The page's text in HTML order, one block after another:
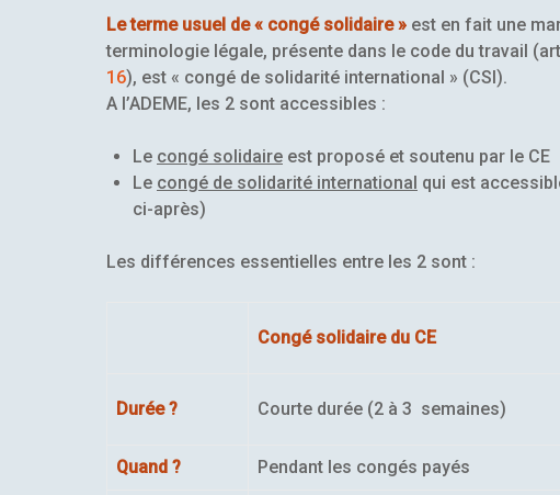
Le terme usuel de « congé solidaire » est en fait une
terminologie légale, présente dans le code du travail
16), est « congé de solidarité international » (CSI).
A l’ADEME, les 2 sont accessibles :
Le congé solidaire est proposé et soutenu par le CE
Le congé de solidarité international qui est
ci-après)
Les différences essentielles entre les 2 sont :
Congé solidaire du CE
Durée ? Courte durée (2 à 3 semaines)
Quand ? Pendant les congés payés